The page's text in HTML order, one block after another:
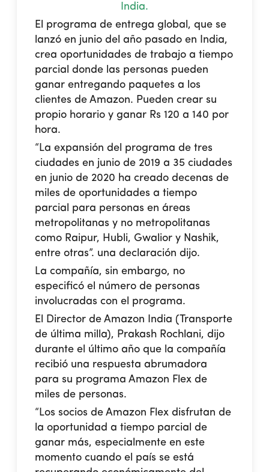
India.
El programa de entrega global, que se
lanzó en junio del año pasado en India,
crea oportunidades de trabajo a tiempo
parcial donde las personas pueden
ganar entregando paquetes a los
clientes de Amazon. Pueden crear su
propio horario y ganar Rs 120 a 140 por
hora.
“La expansión del programa de tres
ciudades en junio de 2019 a 35 ciudades
en junio de 2020 ha creado decenas de
miles de oportunidades a tiempo
parcial para personas en áreas
metropolitanas y no metropolitanas
como Raipur, Hubli, Gwalior y Nashik,
entre otras”. una declaración dijo.
La compañía, sin embargo, no
especificó el número de personas
involucradas con el programa.
El Director de Amazon India (Transporte
de última milla), Prakash Rochlani, dijo
durante el último año que la compañía
recibió una respuesta abrumadora
para su programa Amazon Flex de
miles de personas.
“Los socios de Amazon Flex disfrutan de
la oportunidad a tiempo parcial de
ganar más, especialmente en este
momento cuando el país se está